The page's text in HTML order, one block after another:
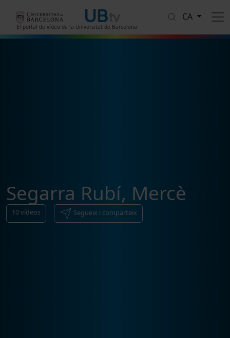
El portal de vídeo de la Universitat de Barcelona
CA
Segarra Rubí, Mercè
10vídeos Segueix i comparteix